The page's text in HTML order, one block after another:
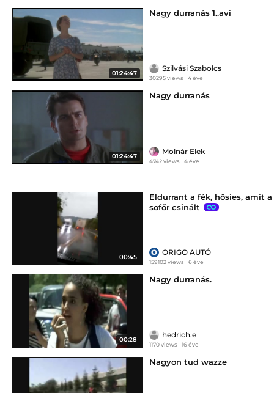
01:24:47
Nagy durranás 1..avi
Szilvási Szabolcs
30295 views 4 éve
01:24:47
Nagy durranás
Molnár Elek
4742 views 4 éve
00:45
Eldurrant a fék, hősies, amit a
sofőr csinált
ORIGO AUTÓ
159102 views 6 éve
00:28
Nagy durranás.
hedrich.e
1170 views 16 éve
Nagyon tud wazze